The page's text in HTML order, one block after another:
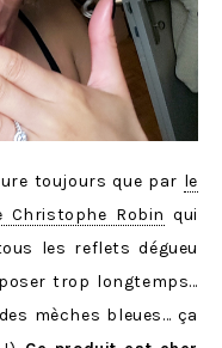
toujours que par le
Robin qui
les reflets dégueu
trop longtemps…
mèches bleues… ça